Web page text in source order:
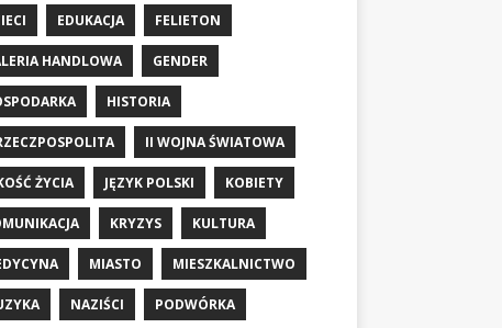
EDUKACJA FELIETON
HANDLOWA GENDER
HISTORIA
II WOJNA ŚWIATOWA
ŻYCIA JĘZYK POLSKI KOBIETY
KRYZYS KULTURA
MIASTO MIESZKALNICTWO
NAZIŚCI PODWÓRKA